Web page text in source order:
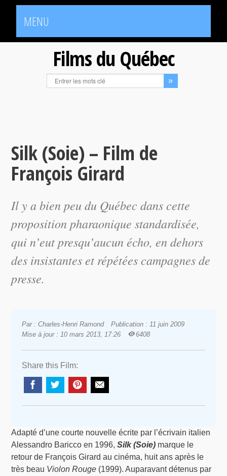
MENU
Films du Québec
Silk (Soie) – Film de
François Girard
Il y a bien peu du Québec dans cette
proposition pharaonique standardisée,
qui n’eut presqu’aucun écho, en dehors
des insistantes et répétées campagnes de
presse.
Par : Charles-Henri Ramond
Publication : 11 juin 2009
Mise à jour : 10 mars 2013, 17:26
6408
Share this Film:
Adapté d’une courte nouvelle écrite par l’écrivain italien
Alessandro Baricco en 1996,Silk (Soie) marque le
retour de François Girard au cinéma, huit ans après le
très beau Violon Rouge (1999). Auparavant détenus par